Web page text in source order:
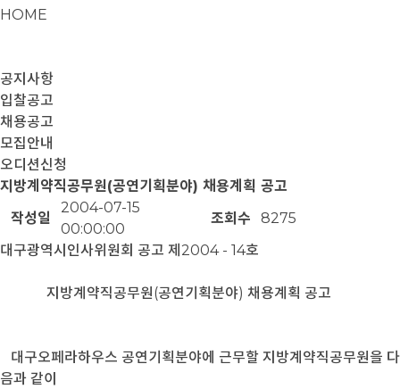
HOME
공지사항
입찰공고
채용공고
모집안내
오디션신청
지방계약직공무원(공연기획분야) 채용계획 공고
작성일
2004-07-15
00:00:00
조회수
8275
대구광역시인사위원회 공고 제2004 - 14호
지방계약직공무원(공연기획분야) 채용계획 공고
대구오페라하우스 공연기획분야에 근무할 지방계약직공무원을 다
음과 같이